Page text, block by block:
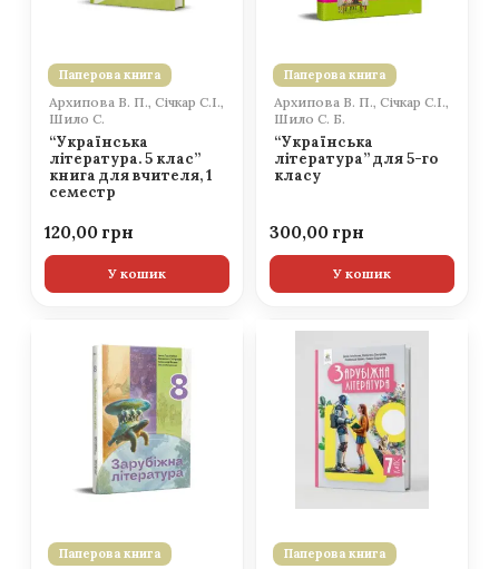
Паперова книга
Архипова В. П., Січкар С.І.,
Шило С.
“Українська
література. 5 клас”
книга для вчителя, 1
семестр
120,00
У кошик
Паперова книга
Архипова В. П., Січкар С.І.,
Шило С. Б.
“Українська
література” для 5-го
класу
300,00
У кошик
Паперова книга Паперова книга